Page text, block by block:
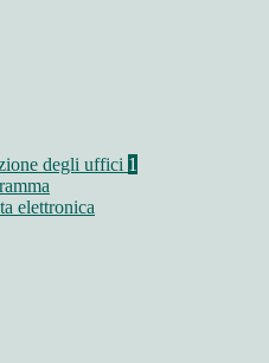
degli uffici 1
elettronica